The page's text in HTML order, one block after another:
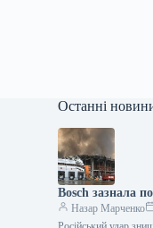
Останні
Bosch зазнала
Назар Марченко